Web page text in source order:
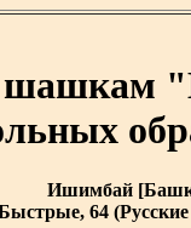
шашкам
Ишимбай
64